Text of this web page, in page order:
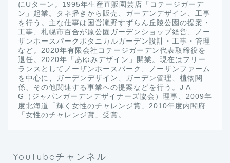
にUターン。1995年生産直販園芸店「コテージガーデ
ン」起業。タネ播きから販売、ガーデンデザイン、工事
を行う。主な仕事は国営滝野すずらん丘陵公園の提案・
工事、札幌市百合が原公園ガーデンショップ経営、ノー
ザンホースパークボタニカルガーデン設計・工事・管理
など。2020年有限会社コテージガーデン代表取締役を
退任。2020年「あゆみデザイン」開業。現在はフリー
ランスとしてノーザンホースパーク、ノーザンファーム
を中心に、ガーデンデザイン、ガーデン管理、植物関
係、その他関連する事業への提案などを行う。J A
G（ジャパンガーデンデザイナーズ協会）理事、2009年
度北海道「輝く女性のチャレンジ賞」2010年度内閣府
「女性のチャレンジ賞」受賞。
YouTubeチャンネル